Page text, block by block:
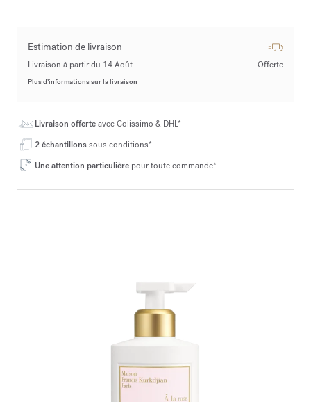
Estimation de livraison
Livraison à partir du 14 Août Offerte
Plus d’informations sur la livraison
Livraison offerteavec Colissimo & DHL*
2 échantillonssous conditions*
Une attention particulière pour toute commande*